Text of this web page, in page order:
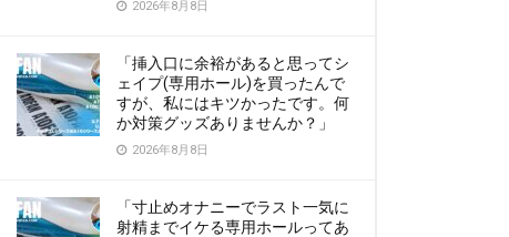
2026年8月8日
「挿入口に余裕があると思ってシ
ェイプ(専用ホール)を買ったんで
すが、私にはキツかったです。何
か対策グッズありませんか？」
2026年8月8日
「寸止めオナニーでラスト一気に
射精までイケる専用ホールってあ